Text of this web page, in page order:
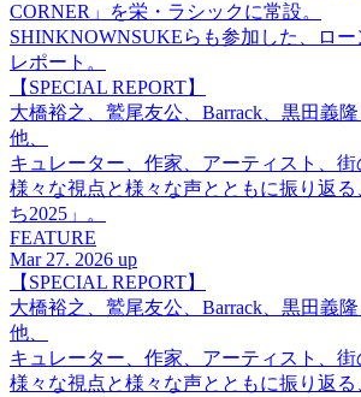
CORNER」を栄・ラシックに常設。
SHINKNOWNSUKEらも参加した、ロ
レポート。
【SPECIAL REPORT】
大橋裕之、鷲尾友公、Barrack、黒田義
他、
キュレーター、作家、アーティスト、
様々な視点と様々な声とともに振り返
ち2025」。
FEATURE
Mar 27. 2026 up
【SPECIAL REPORT】
大橋裕之、鷲尾友公、Barrack、黒田義
他、
キュレーター、作家、アーティスト、
様々な視点と様々な声とともに振り返